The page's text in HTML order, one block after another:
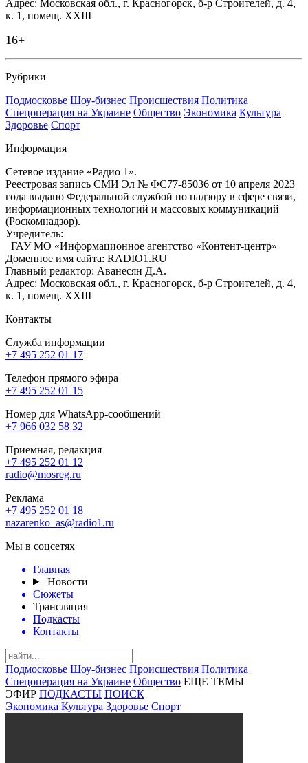
Адрес: Московская обл., г. Красногорск, б-р Строителей, д. 4,
к. 1, помещ. XXIII
16+
Рубрики
Подмосковье Шоу-бизнес Происшествия Политика
Спецоперация на Украине Общество Экономика Культура
Здоровье Спорт
Информация
Сетевое издание «Радио 1».
Реестровая запись СМИ Эл № ФС77-85036 от 10 апреля 2023
года выдано Федеральной службой по надзору в сфере связи,
информационных технологий и массовых коммуникаций
(Роскомнадзор).
Учредитель:
ГАУ МО «Информационное агентство «Контент-центр»
Доменное имя сайта: RADIO1.RU
Главный редактор: Аванесян Д.А.
Адрес: Московская обл., г. Красногорск, б-р Строителей, д. 4,
к. 1, помещ. XXIII
Контакты
Служба информации
+7 495 252 01 17
Телефон прямого эфира
+7 495 252 01 15
Номер для WhatsApp-сообщений
+7 966 032 58 32
Приемная, редакция
+7 495 252 01 12
radio@mosreg.ru
Реклама
+7 495 252 01 18
nazarenko_as@radio1.ru
Мы в соцсетях
Главная
Новости
Сюжеты
Трансляция
Подкасты
Контакты
Подмосковье Шоу-бизнес Происшествия Политика
Спецоперация на Украине Общество ЕЩЕ ТЕМЫ
ЭФИР ПОДКАСТЫ ПОИСК
Экономика Культура Здоровье Спорт